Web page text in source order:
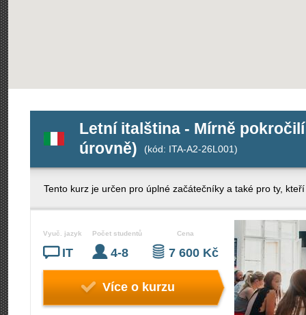
Letní italština - Mírně
úrovně)
(kód: ITA-A2-26L001)
Tento kurz je určen pro úplné začátečníky a také pro ty,
Vyuč. jazyk
IT
Počet studentů
4-8
Cena
7 600 Kč
Více o kurzu